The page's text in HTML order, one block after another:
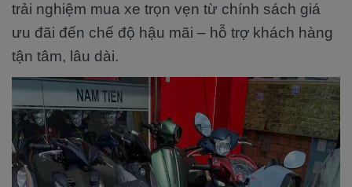
trải nghiệm mua xe trọn vẹn từ chính sách giá
ưu đãi đến chế độ hậu mãi – hỗ trợ khách hàng
tận tâm, lâu dài.